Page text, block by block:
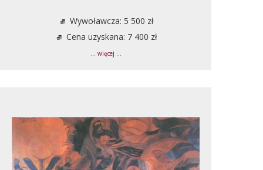
Wywoławcza: 5 500 zł
Cena uzyskana: 7 400 zł
... więcej ...